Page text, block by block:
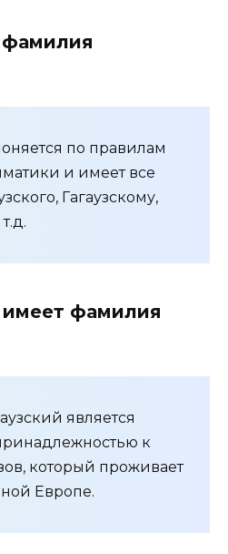
фамилия
по правилам
и имеет все
Гагаузскому,
имеет фамилия
является
к
который проживает
Европе.